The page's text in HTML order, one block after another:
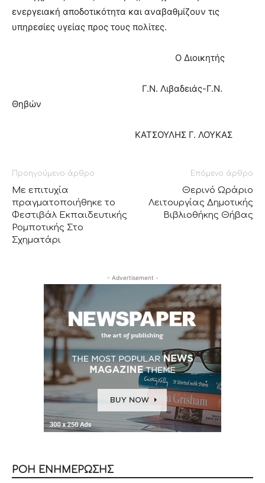
ενεργειακή αποδοτικότητα και αναβαθμίζουν τις
υπηρεσίες υγείας προς τους πολίτες.
O Διοικητής
Γ.Ν. Λιβαδειάς-Γ.Ν.
Θηβών
ΚΑΤΣΟΥΛΗΣ Γ. ΛΟΥΚΑΣ
Προηγούμενο άρθρο
Με επιτυχία
πραγματοποιήθηκε το
Φεστιβάλ Εκπαιδευτικής
Ρομποτικής Στο
Σχηματάρι
Επόμενο άρθρο
Θερινό Ωράριο
Λειτουργίας Δημοτικής
Βιβλιοθήκης Θήβας
- Advertisement -
ΡΟΗ ΕΝΗΜΕΡΩΣΗΣ